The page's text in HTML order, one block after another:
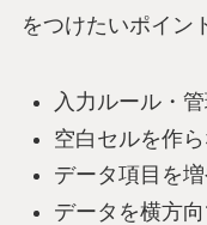
をつけたいポイン
入力ルール・
空白セルを作
データ項目を
データを横方